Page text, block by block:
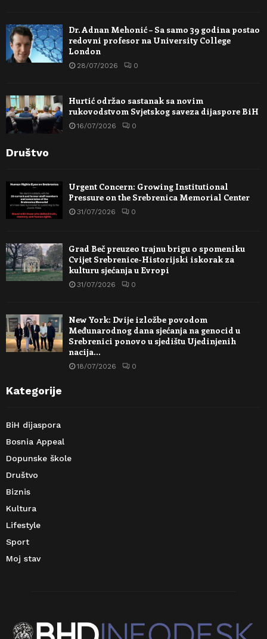
Dr. Adnan Mehonić – Sa samo 39 godina postao
redovni profesor na University College
London
28/07/2026 0
Hurtić održao sastanak sa novim
rukovodstvom Svjetskog saveza dijaspore BiH
16/07/2026 0
Društvo
Urgent Concern: Growing Institutional
Pressure on the Srebrenica Memorial Center
31/07/2026 0
Grad Beč preuzeo trajnu brigu o spomeniku
Cvijet Srebrenice-Historijski iskorak za
kulturu sjećanja u Evropi
31/07/2026 0
New York: Dvije izložbe povodom
Međunarodnog dana sjećanja na genocid u
Srebrenici ponovo u sjedištu Ujedinjenih
nacija…
18/07/2026 0
Kategorije
BiH dijaspora
Bosnia Appeal
Dopunske škole
Društvo
Biznis
Kultura
Lifestyle
Sport
Moj stav